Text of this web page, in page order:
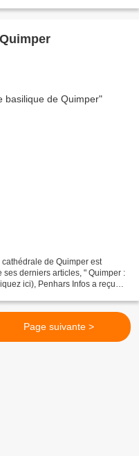
de Quimper est
derniers articles, " Quimper :
ici), Penhars Infos a reçu
Page suivante >